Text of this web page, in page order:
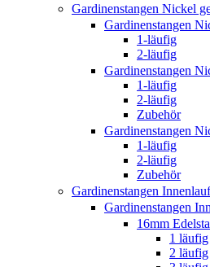
Gardinenstangen Nickel
Gardinenstangen
1-läufig
2-läufig
Gardinenstangen
1-läufig
2-läufig
Zubehör
Gardinenstangen
1-läufig
2-läufig
Zubehör
Gardinenstangen Innenlauf
Gardinenstangen
16mm
1 läufig
2 läufig